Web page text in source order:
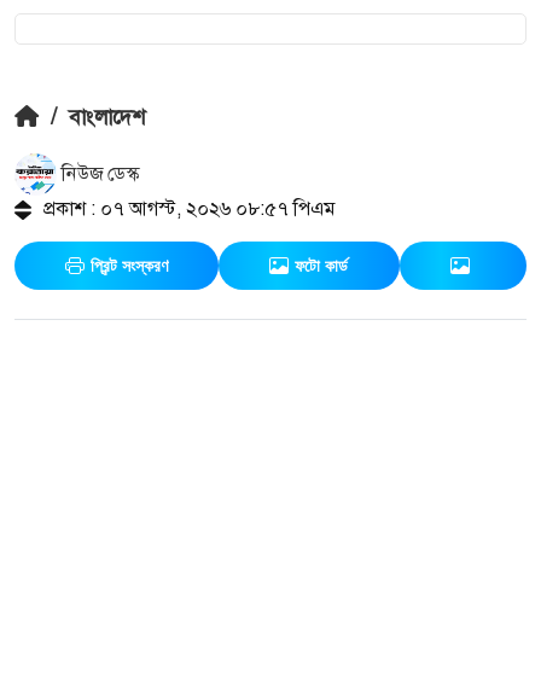
/ বাংলাদেশ
নিউজ ডেস্ক
প্রকাশ : ০৭ আগস্ট, ২০২৬ ০৮:৫৭ পিএম
প্রিন্ট সংস্করণ ফটো কার্ড